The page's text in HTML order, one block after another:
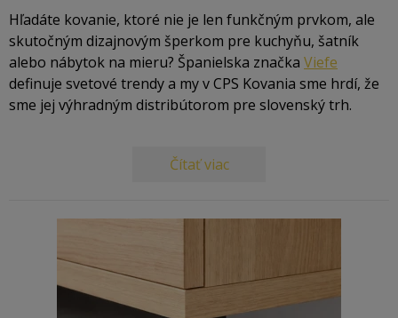
Hľadáte kovanie, ktoré nie je len funkčným prvkom, ale
skutočným dizajnovým šperkom pre kuchyňu, šatník
alebo nábytok na mieru? Španielska značka Viefe
definuje svetové trendy a my v CPS Kovania sme hrdí, že
sme jej výhradným distribútorom pre slovenský trh.
Čítať viac